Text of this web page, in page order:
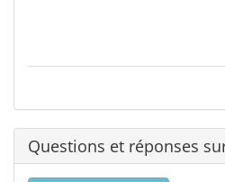
Questions et réponses